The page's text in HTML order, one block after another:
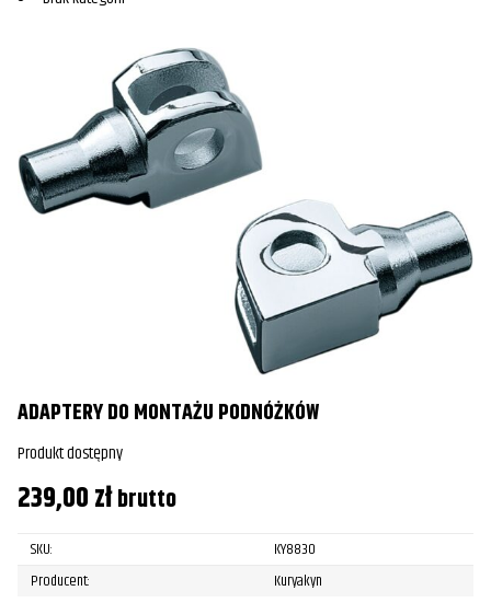
ADAPTERY DO MONTAŻU PODNÓŻKÓW
Produkt dostępny
239,00złbrutto
SKU:
KY8830
Producent:
Kuryakyn